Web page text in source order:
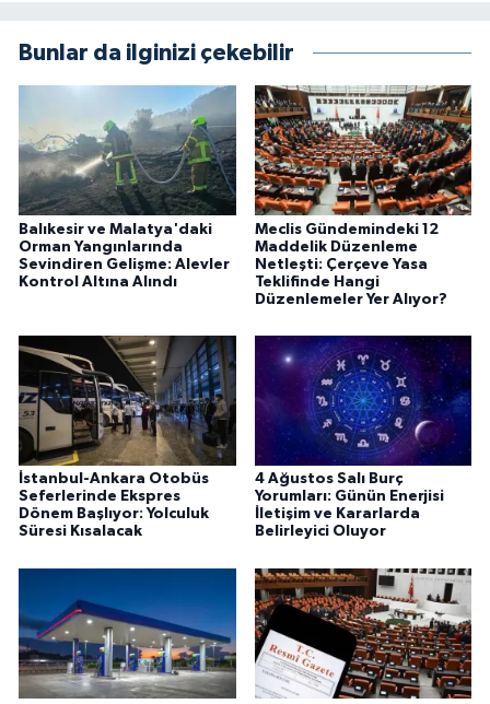
Bunlar da ilginizi çekebilir
Balıkesir ve Malatya'daki
Orman Yangınlarında
Sevindiren Gelişme: Alevler
Kontrol Altına Alındı
Meclis Gündemindeki 12
Maddelik Düzenleme
Netleşti: Çerçeve Yasa
Teklifinde Hangi
Düzenlemeler Yer Alıyor?
İstanbul-Ankara Otobüs
Seferlerinde Ekspres
Dönem Başlıyor: Yolculuk
Süresi Kısalacak
4 Ağustos Salı Burç
Yorumları: Günün Enerjisi
İletişim ve Kararlarda
Belirleyici Oluyor